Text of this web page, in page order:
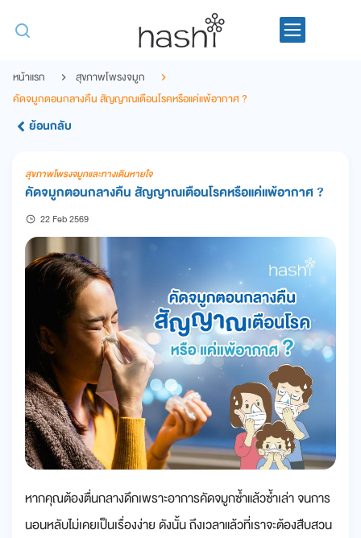
หน้าแรก
สุขภาพโพรงจมูก
คัดจมูกตอนกลางคืน สัญญาณเตือนโรคหรือแค่แพ้อากาศ ?
ย้อนกลับ
สุขภาพโพรงจมูกและทางเดินหายใจ
คัดจมูกตอนกลางคืน สัญญาณเตือนโรคหรือแค่แพ้อากาศ ?
22 Feb 2569
หากคุณต้องตื่นกลางดึกเพราะอาการคัดจมูกซ้ำแล้วซ้ำเล่า จนการ
นอนหลับไม่เคยเป็นเรื่องง่าย ดังนั้น ถึงเวลาแล้วที่เราจะต้องสืบสวน